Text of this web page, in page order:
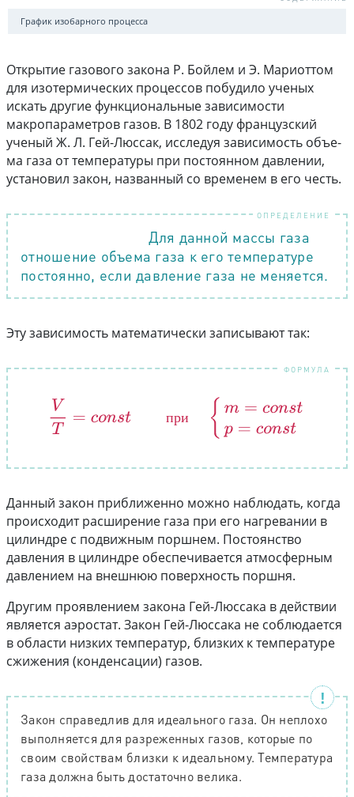
График изобарного процесса
Открытие газового закона Р. Бойлем и Э. Мариоттом
для изотермических процес­сов побудило ученых
искать другие функ­циональные зависимости
макропараметров газов. В 1802 году французский
ученый Ж. Л. Гей-Люссак, исследуя зависимость объе­
ма газа от температуры при постоянном давлении,
установил закон, названный со временем в его честь.
Для данной массы газа
отношение объема газа к его температуре
постоянно, если давление газа не меняется.
Эту зависимость математически записывают так:
при
s p= con st
Данный закон приближенно можно наблюдать, когда
происходит расширение газа при его нагревании в
цилиндре с подвижным поршнем. Постоянство
давления в цилиндре обеспечивается атмосферным
давлением на внешнюю поверхность поршня.
Другим проявлением закона Гей-Люссака в действии
является аэростат. Закон Гей-Люссака не соблюдается
в области низких температур, близких к температуре
сжижения (конденсации) газов.
Закон справедлив для идеального газа. Он неплохо
выполняется для разреженных газов, которые по
своим свойствам близки к идеальному. Температура
газа должна быть достаточно велика.